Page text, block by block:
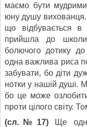
маємо бути
юну душу
що відбувається
прийшла до
болючого дотику
одна важлива риса
забувати, бо діти
нотки у нашій душі.
бо це може
проти цілого світу.
(сл.№17)Ще одна